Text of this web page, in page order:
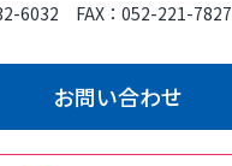
6032 FAX：052-221-7827
お問い合わせ